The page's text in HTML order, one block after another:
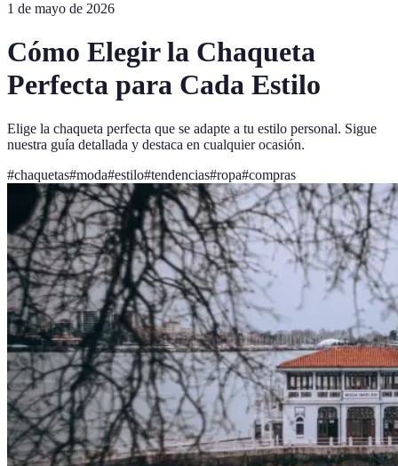
1 de mayo de 2026
Cómo Elegir la Chaqueta
Perfecta para Cada Estilo
Elige la chaqueta perfecta que se adapte a tu estilo personal. Sigue
nuestra guía detallada y destaca en cualquier ocasión.
#chaquetas#moda#estilo#tendencias#ropa#compras